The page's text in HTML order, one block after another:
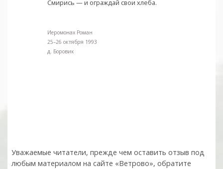
Смирись — и ограждай свои хлеба.
Иеромонах Роман
25–26 октября 1993
д. Боровик
Уважаемые читатели, прежде чем оставить отзыв под
любым материалом на сайте «Ветрово», обратите